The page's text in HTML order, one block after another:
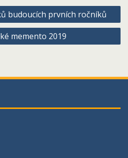
budoucích prvních ročníků
memento 2019